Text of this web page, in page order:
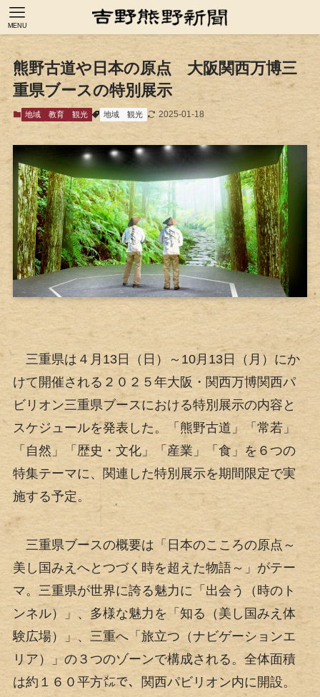
MENU
熊野古道や日本の原点 大阪関西万博三
重県ブースの特別展示
地域 教育 観光 地域 観光 2025-01-18
三重県は４月13日（日）～10月13日（月）にか
けて開催される２０２５年大阪・関西万博関西パ
ビリオン三重県ブースにおける特別展示の内容と
スケジュールを発表した。「熊野古道」「常若」
「自然」「歴史・文化」「産業」「食」を６つの
特集テーマに、関連した特別展示を期間限定で実
施する予定。
三重県ブースの概要は「日本のこころの原点～
美し国みえへとつづく時を超えた物語～」がテー
マ。三重県が世界に誇る魅力に「出会う（時のト
ンネル）」、多様な魅力を「知る（美し国みえ体
験広場）」、三重へ「旅立つ（ナビゲーションエ
リア）」の３つのゾーンで構成される。全体面積
は約１６０平方㍍で、関西パビリオン内に開設。